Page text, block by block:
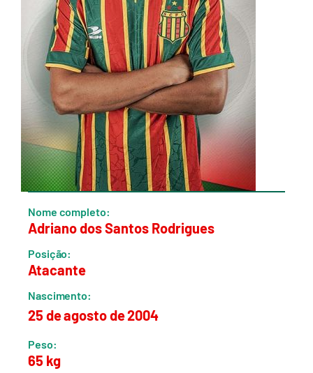
Nome completo:
Adriano dos Santos Rodrigues
Posição:
Atacante
Nascimento:
25 de agosto de 2004
Peso:
65 kg